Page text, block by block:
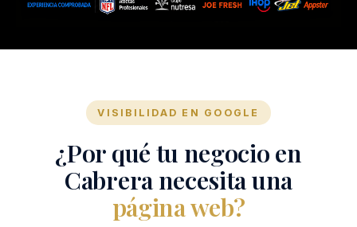
VISIBILIDAD EN GOOGLE
¿Por qué tu negocio en
Cabrera necesita una
página web?